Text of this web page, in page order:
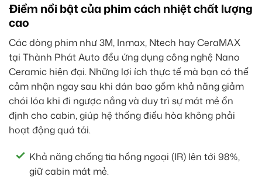
Điểm nổi bật của phim cách nhiệt chất lượng
cao
Các dòng phim như 3M, Inmax, Ntech hay CeraMAX
tại Thành Phát Auto đều ứng dụng công nghệ Nano
Ceramic hiện đại. Những lợi ích thực tế mà bạn có thể
cảm nhận ngay sau khi dán bao gồm khả năng giảm
chói lóa khi đi ngược nắng và duy trì sự mát mẻ ổn
định cho cabin, giúp hệ thống điều hòa không phải
hoạt động quá tải.
Khả năng chống tia hồng ngoại (IR) lên tới 98%,
giữ cabin mát mẻ.